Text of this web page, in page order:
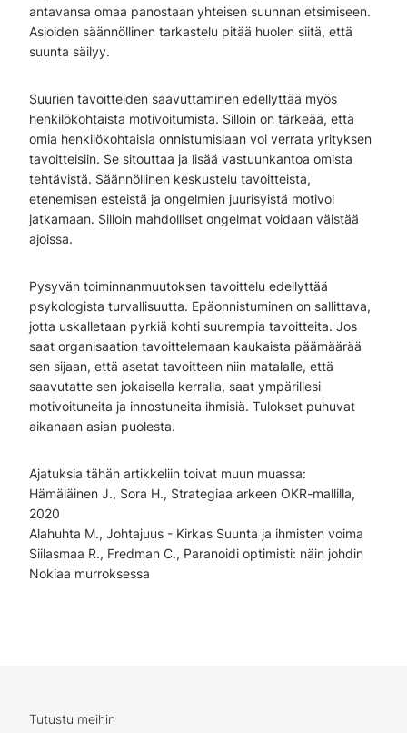
antavansa omaa panostaan yhteisen suunnan etsimiseen.
Asioiden säännöllinen tarkastelu pitää huolen siitä, että
suunta säilyy.
Suurien tavoitteiden saavuttaminen edellyttää myös
henkilökohtaista motivoitumista. Silloin on tärkeää, että
omia henkilökohtaisia onnistumisiaan voi verrata yrityksen
tavoitteisiin. Se sitouttaa ja lisää vastuunkantoa omista
tehtävistä. Säännöllinen keskustelu tavoitteista,
etenemisen esteistä ja ongelmien juurisyistä motivoi
jatkamaan. Silloin mahdolliset ongelmat voidaan väistää
ajoissa.
Pysyvän toiminnanmuutoksen tavoittelu edellyttää
psykologista turvallisuutta. Epäonnistuminen on sallittava,
jotta uskalletaan pyrkiä kohti suurempia tavoitteita. Jos
saat organisaation tavoittelemaan kaukaista päämäärää
sen sijaan, että asetat tavoitteen niin matalalle, että
saavutatte sen jokaisella kerralla, saat ympärillesi
motivoituneita ja innostuneita ihmisiä. Tulokset puhuvat
aikanaan asian puolesta.
Ajatuksia tähän artikkeliin toivat muun muassa:
Hämäläinen J., Sora H., Strategiaa arkeen OKR-mallilla,
2020
Alahuhta M., Johtajuus - Kirkas Suunta ja ihmisten voima
Siilasmaa R., Fredman C., Paranoidi optimisti: näin johdin
Nokiaa murroksessa
Tutustu meihin